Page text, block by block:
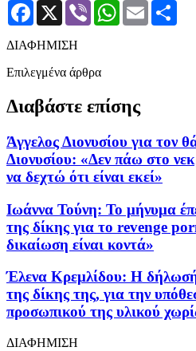
Facebook
X Viber WhatsApp
Email
ΔΙΑΦΗΜΙΣΗ
Επιλεγμένα άρθρα
Διαβάστε επίσης
Άγγελος Διονυσίου για τον
Διονυσίου: «Δεν πάω στο
να δεχτώ ότι είναι εκεί»
Ιωάννα Τούνη: Το μήνυμα
της δίκης για το revenge
δικαίωση είναι κοντά»
Έλενα Κρεμλίδου: Η
της δίκης της, για την
προσωπικού της υλικού
ΔΙΑΦΗΜΙΣΗ